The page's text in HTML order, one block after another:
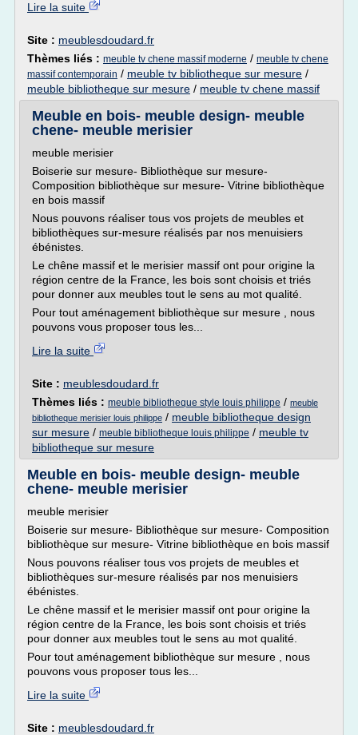
Lire la suite
Site : meublesdoudard.fr
Thèmes liés : meuble tv chene massif moderne / meuble tv chene
massif contemporain / meuble tv bibliotheque sur mesure /
meuble bibliotheque sur mesure / meuble tv chene massif
Meuble en bois- meuble design- meuble
chene- meuble merisier
meuble merisier
Boiserie sur mesure- Bibliothèque sur mesure-
Composition bibliothèque sur mesure- Vitrine bibliothèque
en bois massif
Nous pouvons réaliser tous vos projets de meubles et
bibliothèques sur-mesure réalisés par nos menuisiers
ébénistes.
Le chêne massif et le merisier massif ont pour origine la
région centre de la France, les bois sont choisis et triés
pour donner aux meubles tout le sens au mot qualité.
Pour tout aménagement bibliothèque sur mesure , nous
pouvons vous proposer tous les...
Lire la suite
Site : meublesdoudard.fr
Thèmes liés : meuble bibliotheque style louis philippe / meuble
bibliotheque merisier louis philippe / meuble bibliotheque design
sur mesure / meuble bibliotheque louis philippe / meuble tv
bibliotheque sur mesure
Meuble en bois- meuble design- meuble
chene- meuble merisier
meuble merisier
Boiserie sur mesure- Bibliothèque sur mesure- Composition
bibliothèque sur mesure- Vitrine bibliothèque en bois massif
Nous pouvons réaliser tous vos projets de meubles et
bibliothèques sur-mesure réalisés par nos menuisiers
ébénistes.
Le chêne massif et le merisier massif ont pour origine la
région centre de la France, les bois sont choisis et triés
pour donner aux meubles tout le sens au mot qualité.
Pour tout aménagement bibliothèque sur mesure , nous
pouvons vous proposer tous les...
Lire la suite
Site : meublesdoudard.fr